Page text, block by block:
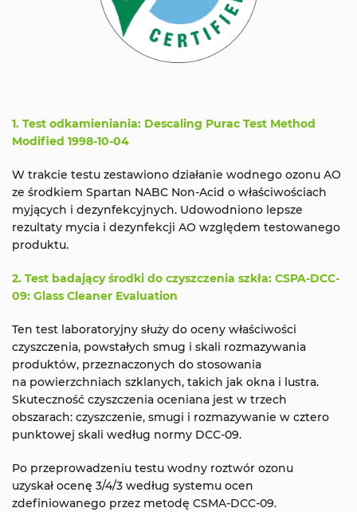
1. Test odkamieniania: Descaling Purac Test Method
Modified 1998-10-04
W trakcie testu zestawiono działanie wodnego ozonu AO
ze środkiem Spartan NABC Non-Acid o właściwościach
myjących i dezynfekcyjnych. Udowodniono lepsze
rezultaty mycia i dezynfekcji AO względem testowanego
produktu.
2. Test badający środki do czyszczenia szkła: CSPA-DCC-
09: Glass Cleaner Evaluation
Ten test laboratoryjny służy do oceny właściwości
czyszczenia, powstałych smug i skali rozmazywania
produktów, przeznaczonych do stosowania
na powierzchniach szklanych, takich jak okna i lustra.
Skuteczność czyszczenia oceniana jest w trzech
obszarach: czyszczenie, smugi i rozmazywanie w cztero
punktowej skali według normy DCC-09.
Po przeprowadzeniu testu wodny roztwór ozonu
uzyskał ocenę 3/4/3 według systemu ocen
zdefiniowanego przez metodę CSMA-DCC-09.